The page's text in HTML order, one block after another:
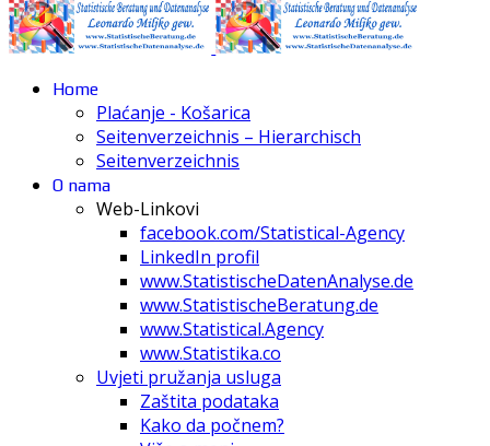
Home
Plaćanje - Košarica
Seitenverzeichnis – Hierarchisch
Seitenverzeichnis
O nama
Web-Linkovi
facebook.com/Statistical-Agency
LinkedIn profil
www.StatistischeDatenAnalyse.de
www.StatistischeBeratung.de
www.Statistical.Agency
www.Statistika.co
Uvjeti pružanja usluga
Zaštita podataka
Kako da počnem?